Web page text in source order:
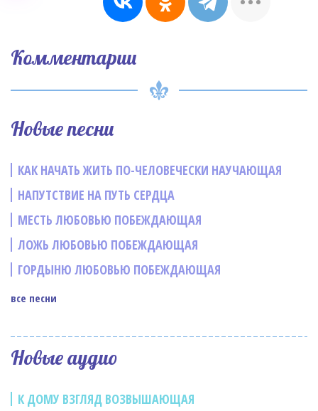
Комментарии
Новые песни
КАК НАЧАТЬ ЖИТЬ ПО-ЧЕЛОВЕЧЕСКИ НАУЧАЮЩАЯ
НАПУТСТВИЕ НА ПУТЬ СЕРДЦА
МЕСТЬ ЛЮБОВЬЮ ПОБЕЖДАЮЩАЯ
ЛОЖЬ ЛЮБОВЬЮ ПОБЕЖДАЮЩАЯ
ГОРДЫНЮ ЛЮБОВЬЮ ПОБЕЖДАЮЩАЯ
все песни
Новые аудио
К ДОМУ ВЗГЛЯД ВОЗВЫШАЮЩАЯ